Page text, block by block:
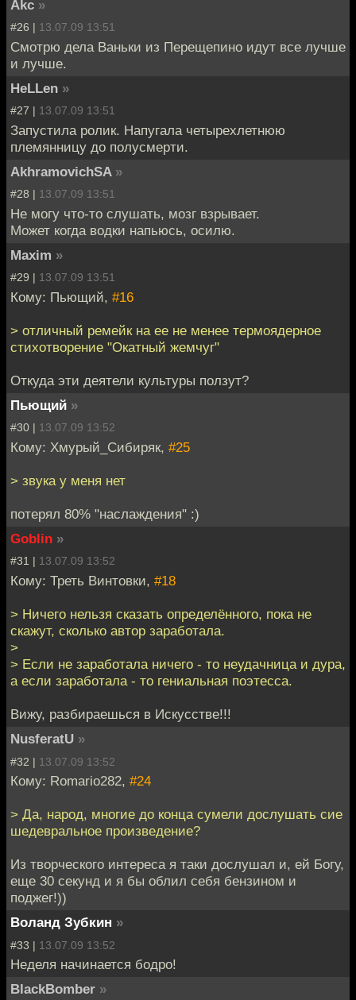
Akc »
#26 | 13.07.09 13:51
Смотрю дела Ваньки из Перещепино идут все лучше
и лучше.
HeLLen »
#27 | 13.07.09 13:51
Запустила ролик. Напугала четырехлетнюю
племянницу до полусмерти.
AkhramovichSA »
#28 | 13.07.09 13:51
Не могу что-то слушать, мозг взрывает.
Может когда водки напьюсь, осилю.
Maxim »
#29 | 13.07.09 13:51
Кому: Пьющий, #16
> отличный ремейк на ее не менее термоядерное
стихотворение "Окатный жемчуг"
Откуда эти деятели культуры ползут?
Пьющий »
#30 | 13.07.09 13:52
Кому: Хмурый_Сибиряк, #25
> звука у меня нет
потерял 80% "наслаждения" :)
Goblin »
#31 | 13.07.09 13:52
Кому: Треть Винтовки, #18
> Ничего нельзя сказать определённого, пока не
скажут, сколько автор заработала.
>
> Если не заработала ничего - то неудачница и дура,
а если заработала - то гениальная поэтесса.
Вижу, разбираешься в Искусстве!!!
NusferatU »
#32 | 13.07.09 13:52
Кому: Romario282, #24
> Да, народ, многие до конца сумели дослушать сие
шедевральное произведение?
Из творческого интереса я таки дослушал и, ей Богу,
еще 30 секунд и я бы облил себя бензином и
поджег!))
Воланд Зубкин »
#33 | 13.07.09 13:52
Неделя начинается бодро!
BlackBomber »